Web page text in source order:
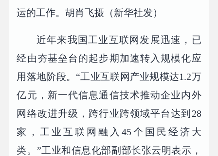
运的工作。胡肖飞摄（新华社发）
近年来我国工业互联网发展迅速，已
经由夯基垒台的起步期加速转入规模化应
用落地阶段。“工业互联网产业规模达1.2万
亿元，新一代信息通信技术推动企业内外
网络改进升级，跨行业跨领域平台达到28
家，工业互联网融入45个国民经济大
类。”工业和信息化部副部长张云明表示，